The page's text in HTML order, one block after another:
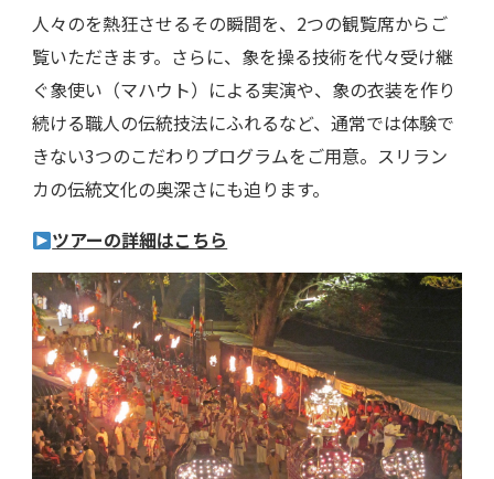
人々のを熱狂させるその瞬間を、2つの観覧席からご
覧いただきます。さらに、象を操る技術を代々受け継
ぐ象使い（マハウト）による実演や、象の衣装を作り
続ける職人の伝統技法にふれるなど、通常では体験で
きない3つのこだわりプログラムをご用意。スリラン
カの伝統文化の奥深さにも迫ります。
ツアーの詳細はこちら